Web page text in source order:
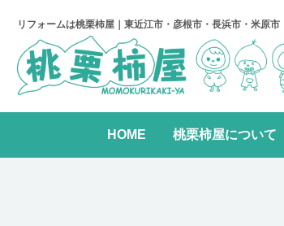
リフォームは桃栗柿屋｜東近江市・彦根市・長浜市・米原市
HOME 桃栗柿屋について